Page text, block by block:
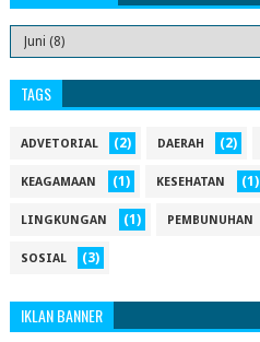
TAGS
ADVETORIAL (2) DAERAH (2)
KEAGAMAAN (1) KESEHATAN (1)
LINGKUNGAN (1) PEMBUNUHAN
SOSIAL (3)
IKLAN BANNER